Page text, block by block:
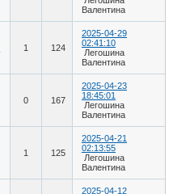
Валентина
1 124
2025-04-29
02:41:10
Легошина
Валентина
0 167
2025-04-23
18:45:01
Легошина
Валентина
1 125
2025-04-21
02:13:55
Легошина
Валентина
2025-04-12